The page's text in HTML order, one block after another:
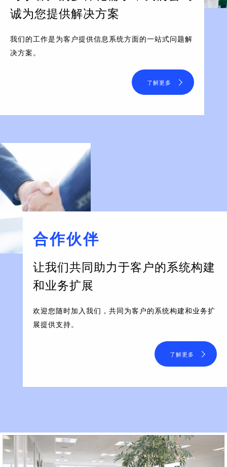
诚为您提供解决方案
我们的工作是为客户提供信息系统方面的一站式问题解
决方案。
了解更多
合作伙伴
让我们共同助力于客户的系统构建
和业务扩展
欢迎您随时加入我们，共同为客户的系统构建和业务扩
展提供支持。
了解更多